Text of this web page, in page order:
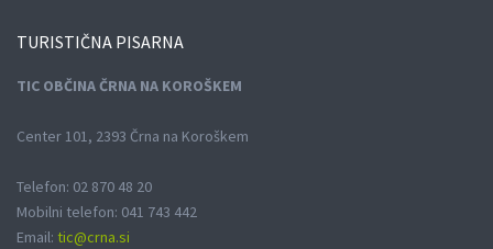
TURISTIČNA PISARNA
TIC OBČINA ČRNA NA KOROŠKEM
Center 101, 2393 Črna na Koroškem
Telefon: 02 870 48 20
Mobilni telefon: 041 743 442
Email: tic@crna.si